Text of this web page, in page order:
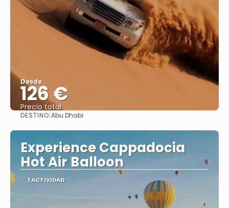
Desde
126 €
Precio total
DESTINO:Abu Dhabi
Experience Cappadocia
Hot Air Balloon
1 ACTIVIDAD